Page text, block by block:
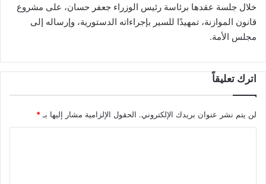
خلال جلسة عقدها برئاسة رئيس الوزراء جعفر حسان، على مشروع
قانون الموازنة، تمهيدًا للسير بإجراءاته الدستورية، وإرساله إلى
مجلس الأمة.
اترك تعليقاً
لن يتم نشر عنوان بريدك الإلكتروني. الحقول الإلزامية مشار إليها بـ *